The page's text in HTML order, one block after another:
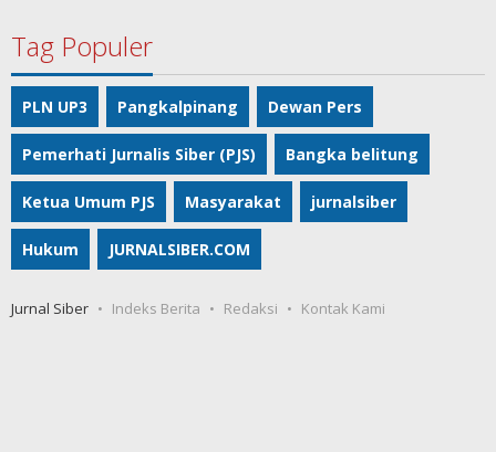
Tag Populer
PLN UP3 Pangkalpinang Dewan Pers
Pemerhati Jurnalis Siber (PJS) Bangka belitung
Ketua Umum PJS Masyarakat jurnalsiber
Hukum JURNALSIBER.COM
Jurnal Siber Indeks Berita Redaksi Kontak Kami